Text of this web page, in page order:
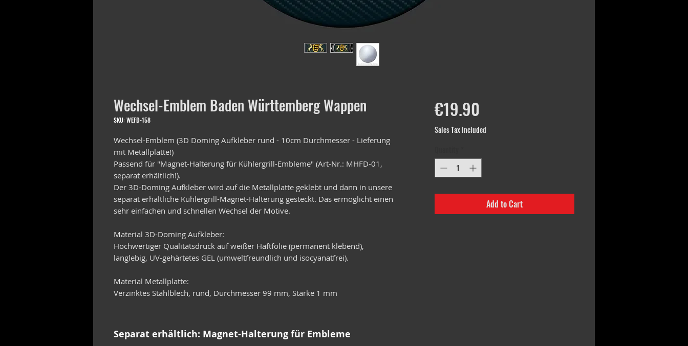
Wechsel-Emblem Baden Württemberg Wappen
SKU: WEFD-158
Wechsel-Emblem (3D Doming Aufkleber rund - 10cm Durchmesser - Lieferung
mit Metallplatte!)
Passend für "Magnet-Halterung für Kühlergrill-Embleme" (Art-Nr.: MHFD-01,
separat erhältlich!).
Der 3D-Doming Aufkleber wird auf die Metallplatte geklebt und dann in unsere
separat erhältliche Kühlergrill-Magnet-Halterung gesteckt. Das ermöglicht einen
sehr einfachen und schnellen Wechsel der Motive.
Material 3D-Doming Aufkleber:
Hochwertiger Qualitätsdruck auf weißer Haftfolie (permanent klebend),
langlebig, UV-gehärtetes GEL (umweltfreundlich und isocyanatfrei).
Material Metallplatte:
Verzinktes Stahlblech, rund, Durchmesser 99 mm, Stärke 1 mm
Separat erhältlich: Magnet-Halterung für Embleme
€19.90Price
Sales Tax Included
Add to Cart